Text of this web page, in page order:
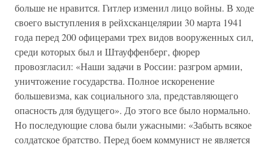
больше не нравится. Гитлер изменил лицо войны. В ходе
своего выступления в рейхсканцелярии 30 марта 1941
года перед 200 офицерами трех видов вооруженных сил,
среди которых был и Штауффенберг, фюрер
провозгласил: «Наши задачи в России: разгром армии,
уничтожение государства. Полное искоренение
большевизма, как социального зла, представляющего
опасность для будущего». До этого все было нормально.
Но последующие слова были ужасными: «Забыть всякое
солдатское братство. Перед боем коммунист не является